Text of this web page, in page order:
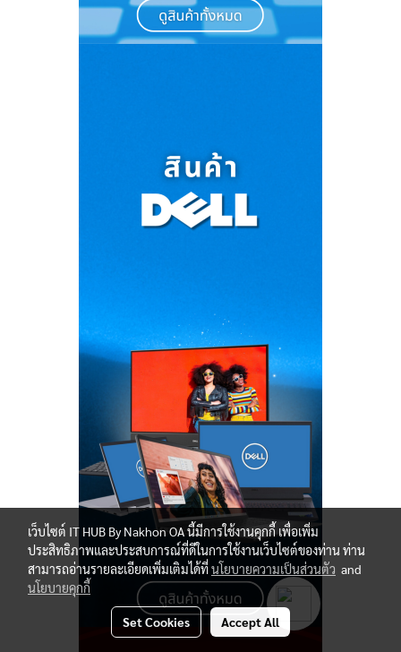
เว็บไซต์ IT HUB By Nakhon OA นี้มีการใช้งานคุกกี้ เพื่อเพิ่ม
ประสิทธิภาพและประสบการณ์ที่ดีในการใช้งานเว็บไซต์ของท่าน ท่าน
สามารถอ่านรายละเอียดเพิ่มเติมได้ที่นโยบายความเป็นส่วนตัว and
นโยบายคุกกี้
Set Cookies Accept All